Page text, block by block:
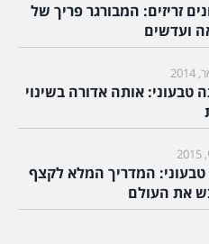
זריזים: המבורגר פריך של
ועדשים
טבעוני: אותה אדורה בשינוי
טבעוני: המדריך המלא לקצף
את העולם